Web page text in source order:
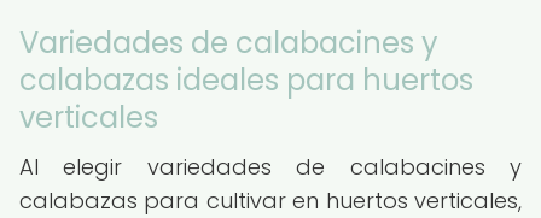
Variedades de calabacines y
calabazas ideales para huertos
verticales
Al elegir variedades de calabacines y
calabazas para cultivar en huertos verticales,